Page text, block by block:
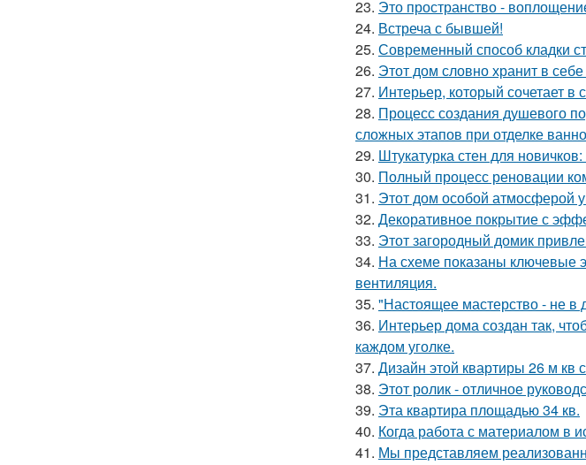
23. Это пространство -
24. Встреча с бывшей!
25. Современный способ кладки
26. Этот дом словно хранит в
27. Интерьер, который сочетает в
28. Процесс создания душевого
сложных этапов при отделке
29. Штукатурка стен для
30. Полный процесс реновации
31. Этот дом особой атмосферой
32. Декоративное покрытие с
33. Этот загородный домик
34. На схеме показаны ключевые
вентиляция.
35. "Настоящее мастерство - не в
36. Интерьер дома создан так,
каждом уголке.
37. Дизайн этой квартиры 26 м кв
38. Этот ролик - отличное
39. Эта квартира площадью 34 кв.
40. Когда работа с материалом в
41. Мы представляем